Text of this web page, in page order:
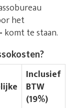
het
komt te staan.
Inclusief
BTW
(19%)